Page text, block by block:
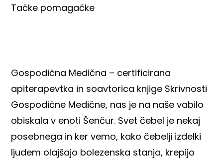
Tačke pomagačke
Gospodična Medična – certificirana
apiterapevtka in soavtorica knjige Skrivnosti
Gospodične Medične, nas je na naše vabilo
obiskala v enoti Šenčur. Svet čebel je nekaj
posebnega in ker vemo, kako čebelji izdelki
ljudem olajšajo bolezenska stanja, krepijo